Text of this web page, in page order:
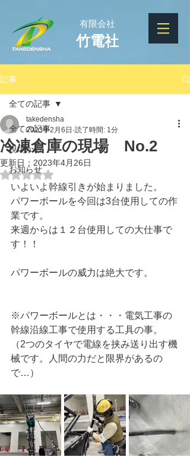
有限会社
竹電社
記事
全ての記事
現場から
お知らせ
全ての記事
冷凍倉庫の現場 No.2
takedensha
2023年2月6日 読了時間: 1分
更新日： 2023年4月26日
5つ星のうちNaNと評価されています。
いよいよ幹線引きが始まりました。
パワーボールを今回は3台使用しての作
業です。
来週からは１２台使用しての大仕事で
す！！
パワーボールの威力は絶大です。
※パワーボールとは・・・電気工事の
幹線沿線工事で使用する工具の事。
（2つのタイヤで電線を挟み送り出す機
械です。人間の力だと限界があるの
で…）